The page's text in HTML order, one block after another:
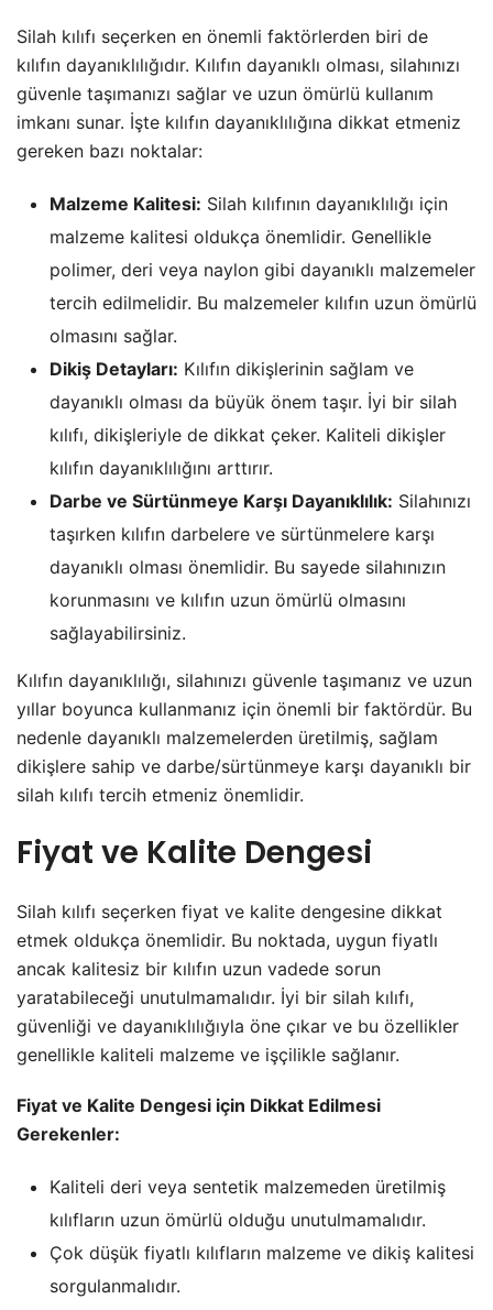
Silah kılıfı seçerken en önemli faktörlerden biri de
kılıfın dayanıklılığıdır. Kılıfın dayanıklı olması, silahınızı
güvenle taşımanızı sağlar ve uzun ömürlü kullanım
imkanı sunar. İşte kılıfın dayanıklılığına dikkat etmeniz
gereken bazı noktalar:
Malzeme Kalitesi: Silah kılıfının dayanıklılığı için
malzeme kalitesi oldukça önemlidir. Genellikle
polimer, deri veya naylon gibi dayanıklı malzemeler
tercih edilmelidir. Bu malzemeler kılıfın uzun ömürlü
olmasını sağlar.
Dikiş Detayları: Kılıfın dikişlerinin sağlam ve
dayanıklı olması da büyük önem taşır. İyi bir silah
kılıfı, dikişleriyle de dikkat çeker. Kaliteli dikişler
kılıfın dayanıklılığını arttırır.
Darbe ve Sürtünmeye Karşı Dayanıklılık: Silahınızı
taşırken kılıfın darbelere ve sürtünmelere karşı
dayanıklı olması önemlidir. Bu sayede silahınızın
korunmasını ve kılıfın uzun ömürlü olmasını
sağlayabilirsiniz.
Kılıfın dayanıklılığı, silahınızı güvenle taşımanız ve uzun
yıllar boyunca kullanmanız için önemli bir faktördür. Bu
nedenle dayanıklı malzemelerden üretilmiş, sağlam
dikişlere sahip ve darbe/sürtünmeye karşı dayanıklı bir
silah kılıfı tercih etmeniz önemlidir.
Fiyat ve Kalite Dengesi
Silah kılıfı seçerken fiyat ve kalite dengesine dikkat
etmek oldukça önemlidir. Bu noktada, uygun fiyatlı
ancak kalitesiz bir kılıfın uzun vadede sorun
yaratabileceği unutulmamalıdır. İyi bir silah kılıfı,
güvenliği ve dayanıklılığıyla öne çıkar ve bu özellikler
genellikle kaliteli malzeme ve işçilikle sağlanır.
Fiyat ve Kalite Dengesi için Dikkat Edilmesi
Gerekenler:
Kaliteli deri veya sentetik malzemeden üretilmiş
kılıfların uzun ömürlü olduğu unutulmamalıdır.
Çok düşük fiyatlı kılıfların malzeme ve dikiş kalitesi
sorgulanmalıdır.